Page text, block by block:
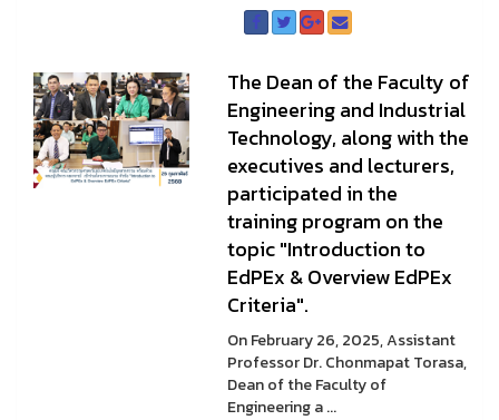
The Dean of the Faculty of
Engineering and Industrial
Technology, along with the
executives and lecturers,
participated in the
training program on the
topic "Introduction to
EdPEx & Overview EdPEx
Criteria".
On February 26, 2025, Assistant
Professor Dr. Chonmapat Torasa,
Dean of the Faculty of
Engineering a ...